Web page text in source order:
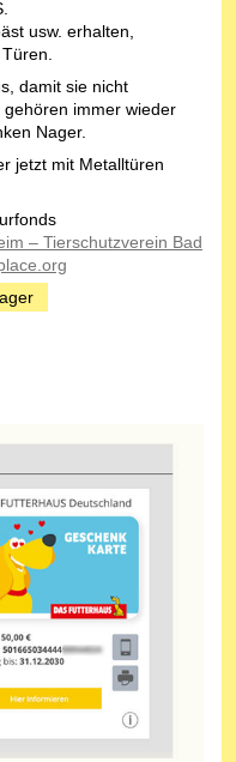
usw. erhalten,
damit sie nicht
immer wieder
Nager.
jetzt mit Metalltüren
– Tierschutzverein Bad